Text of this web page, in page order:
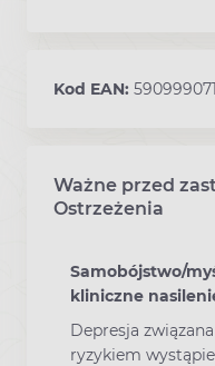
Kod EAN:
Ważne przed
Ostrzeżenia
Samobójstwo/
kliniczne
Depresja
ryzykiem